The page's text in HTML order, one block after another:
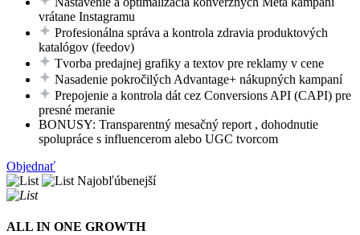
vrátane Instagramu
Profesionálna správa a kontrola zdravia produktových
katalógov (feedov)
Tvorba predajnej grafiky a textov pre reklamy v cene
Nasadenie pokročilých Advantage+ nákupných kampaní
Prepojenie a kontrola dát cez Conversions API (CAPI) pre
presné meranie
BONUSY: Transparentný mesačný report , dohodnutie
spolupráce s influencerom alebo UGC tvorcom
Objednať
Najobľúbenejší
ALL IN ONE GROWTH